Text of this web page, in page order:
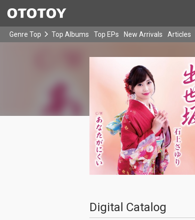
Genre Top Top Albums Top EPs New Arrivals Articles
Digital Catalog